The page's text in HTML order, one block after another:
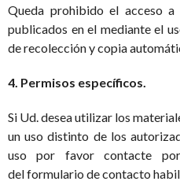
Queda prohibido el acceso
publicados en el mediante el
de recolección y copia
4. Permisos específicos.
Si Ud. desea utilizar los
un uso distinto de los
uso por favor contacte
del formulario de contacto